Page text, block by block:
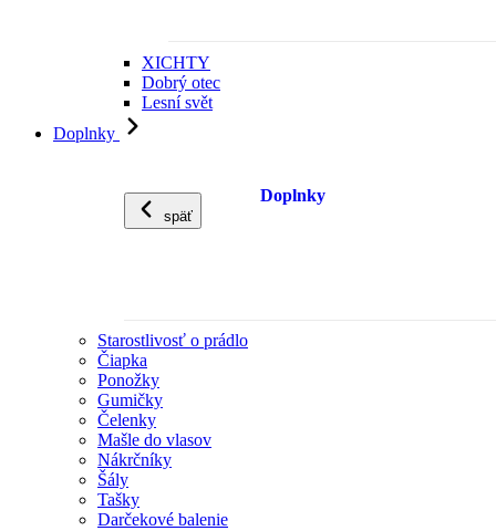
XICHTY
Dobrý otec
Lesní svět
Doplnky
späť
Doplnky
Starostlivosť o prádlo
Čiapka
Ponožky
Gumičky
Čelenky
Mašle do vlasov
Nákrčníky
Šály
Tašky
Darčekové balenie